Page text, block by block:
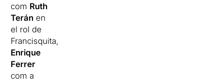
com Ruth
Terán en
el rol de
Francisquita,
Enrique
Ferrer
com a